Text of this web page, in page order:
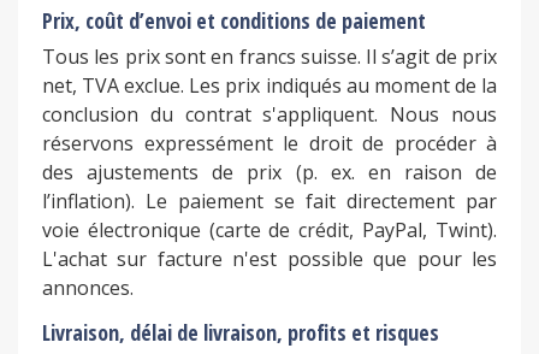
Prix, coût d’envoi et conditions de paiement
Tous les prix sont en francs suisse. Il s’agit de prix
net, TVA exclue. Les prix indiqués au moment de la
conclusion du contrat s'appliquent. Nous nous
réservons expressément le droit de procéder à
des ajustements de prix (p. ex. en raison de
l’inflation). Le paiement se fait directement par
voie électronique (carte de crédit, PayPal, Twint).
L'achat sur facture n'est possible que pour les
annonces.
Livraison, délai de livraison, profits et risques